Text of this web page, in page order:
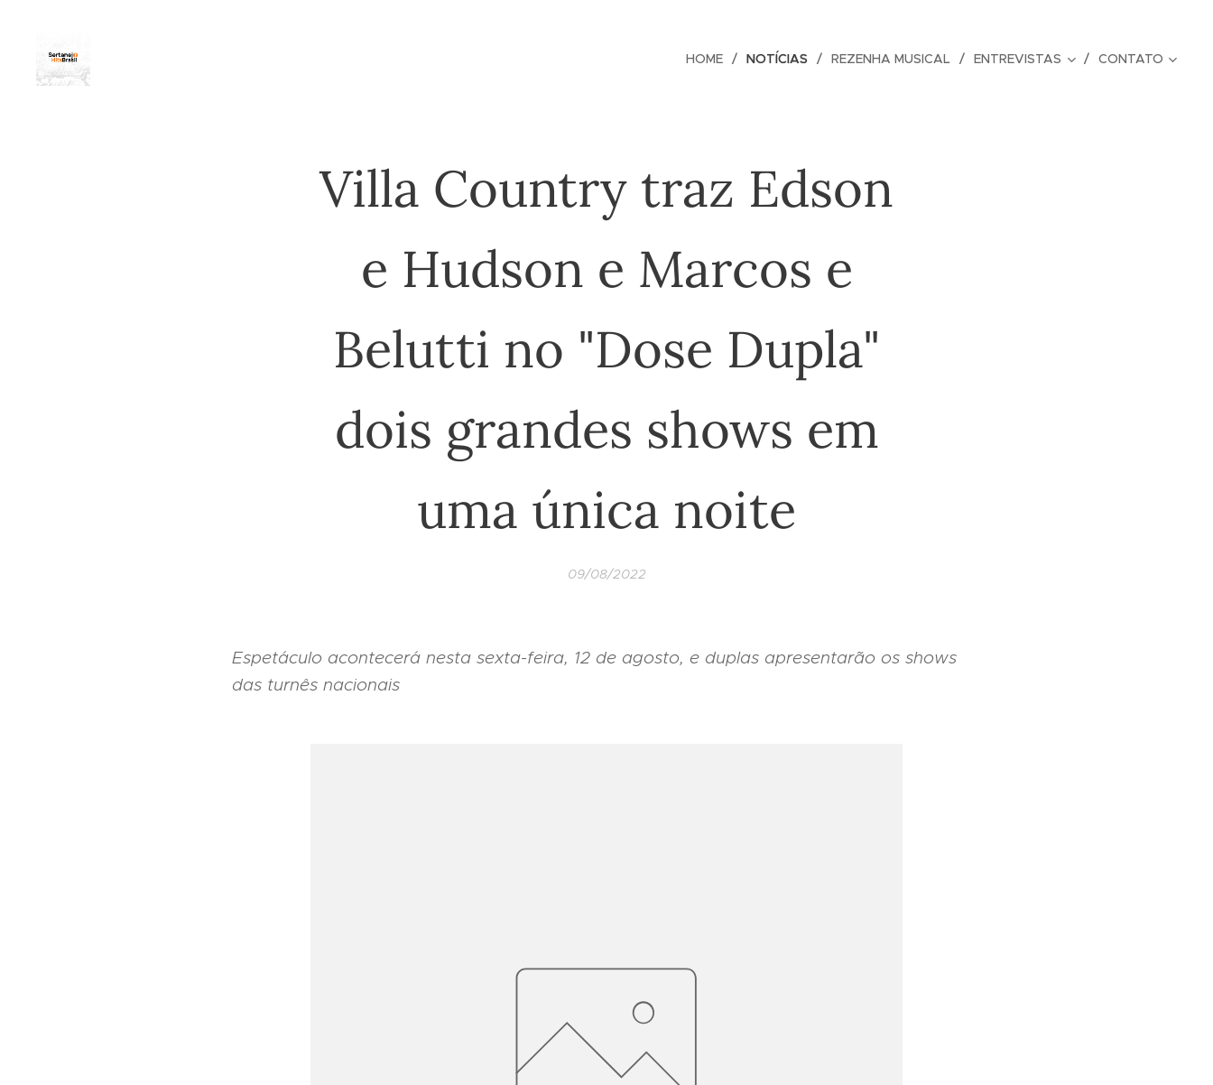
HOME NOTÍCIAS REZENHA MUSICAL ENTREVISTAS CONTATO
Villa Country traz Edson
e Hudson e Marcos e
Belutti no "Dose Dupla"
dois grandes shows em
uma única noite
09/08/2022
Espetáculo acontecerá nesta sexta-feira, 12 de agosto, e duplas apresentarão os shows
das turnês nacionais